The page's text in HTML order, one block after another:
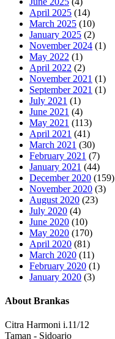
April 2025 (14)
March 2025 (10)
January 2025 (2)
November 2024 (1)
May 2022 (1)
April 2022 (2)
November 2021 (1)
September 2021 (1)
July 2021 (1)
June 2021 (4)
May 2021 (113)
April 2021 (41)
March 2021 (30)
February 2021 (7)
January 2021 (44)
December 2020 (159)
November 2020 (3)
August 2020 (23)
July 2020 (4)
June 2020 (10)
May 2020 (170)
April 2020 (81)
March 2020 (11)
February 2020 (1)
January 2020 (3)
About Brankas
Citra Harmoni i.11/12
Taman - Sidoarjo